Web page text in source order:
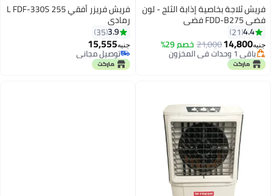
فريش ثلاجة بخاصية إذابة الثلج - لون
فضي FDD-B275 فضي
4.4
21
جنيه14,800
21,000خصم 29%
أقل سعر في 30 يوم
توصيل مجاني
باقي 1 وحدات في المخزون
أقل سعر في 30 يوم
فريش فريزر أفقي 255 L FDF-330S
رمادي
3.9
35
جنيه15,555
توصيل مجاني
باقي 1 وحدات في المخزون
توصيل مجاني